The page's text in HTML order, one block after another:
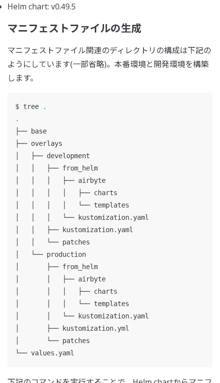
Helm chart: v0.49.5
マニフェストファイルの生成
マニフェストファイル関連のディレクトリの構成は下記の
ようにしています(一部省略)。本番環境と開発環境を構築
します。
$ tree
.
.
├── base
├── overlays
│   ├── development
│   │   ├── from_helm
│   │   │   ├── airbyte
│   │   │   │   ├── charts
│   │   │   │   └── templates
│   │   │   └── kustomization.yaml
│   │   ├── kustomization.yaml
│   │   └── patches
│   └── production
│       ├── from_helm
│       │   ├── airbyte
│       │   │   ├── charts
│       │   │   └── templates
│       │   └── kustomization.yaml
│       ├── kustomization.yml
│       └── patches